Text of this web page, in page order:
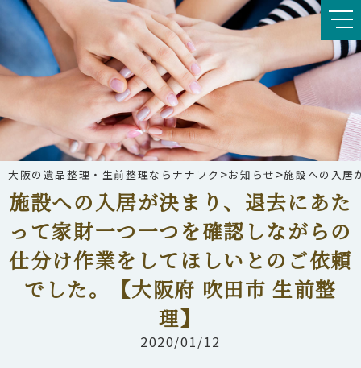
大阪の遺品整理・生前整理ならナナフク >お知らせ >施設への入居
施設への入居が決まり、退去にあた
って家財一つ一つを確認しながらの
仕分け作業をしてほしいとのご依頼
でした。【大阪府 吹田市 生前整
理】
2020/01/12